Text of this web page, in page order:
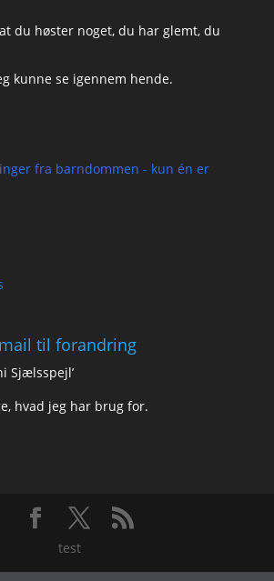
du høster noget, du har glemt, du
kunne se igennem hende.
fra barndommen - kun én er
til forandring
Sjælsspejl’
hvad jeg har brug for.
test